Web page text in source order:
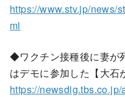
https://www.stv.jp/news/
ml
◆ワクチン接種後に妻が
はデモに参加した【大
https://